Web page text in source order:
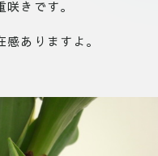
きです。
ありますよ。